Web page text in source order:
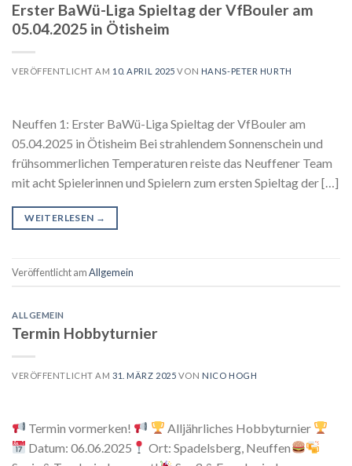
Erster BaWü-Liga Spieltag der VfBouler am
05.04.2025 in Ötisheim
VERÖFFENTLICHT AM 10. APRIL 2025 VON HANS-PETER HURTH
Neuffen 1: Erster BaWü-Liga Spieltag der VfBouler am
05.04.2025 in Ötisheim Bei strahlendem Sonnenschein und
frühsommerlichen Temperaturen reiste das Neuffener Team
mit acht Spielerinnen und Spielern zum ersten Spieltag der […]
WEITERLESEN →
Veröffentlicht amAllgemein
ALLGEMEIN
Termin Hobbyturnier
VERÖFFENTLICHT AM31. MÄRZ 2025 VON NICO HOGH
Termin vormerken!
Alljährliches Hobbyturnier
Datum: 06.06.2025
Ort: Spadelsberg, Neuffen